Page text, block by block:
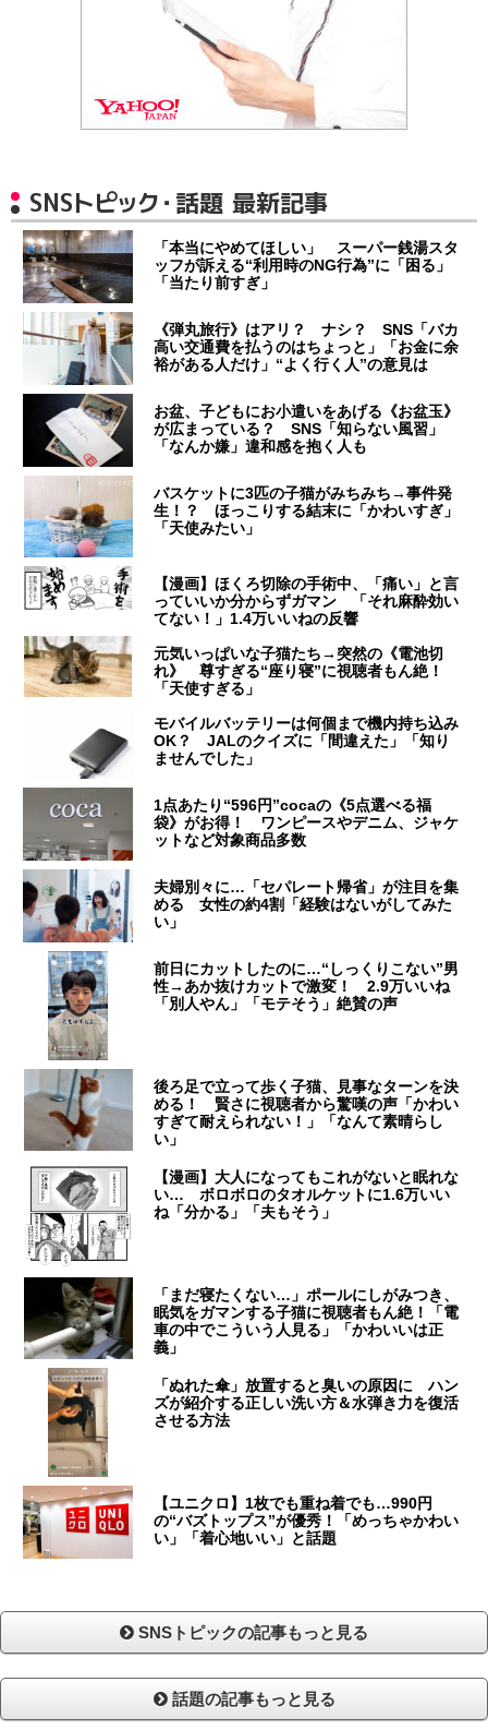
SNSトピック・話題 最新記事
「本当にやめてほしい」 スーパー銭湯スタ
ッフが訴える“利用時のNG行為”に「困る」
「当たり前すぎ」
《弾丸旅行》はアリ？ ナシ？ SNS「バカ
高い交通費を払うのはちょっと」「お金に余
裕がある人だけ」“よく行く人”の意見は
お盆、子どもにお小遣いをあげる《お盆玉》
が広まっている？ SNS「知らない風習」
「なんか嫌」違和感を抱く人も
バスケットに3匹の子猫がみちみち→事件発
生！？ ほっこりする結末に「かわいすぎ」
「天使みたい」
【漫画】ほくろ切除の手術中、「痛い」と言
っていいか分からずガマン 「それ麻酔効い
てない！」1.4万いいねの反響
元気いっぱいな子猫たち→突然の《電池切
れ》 尊すぎる“座り寝”に視聴者もん絶！
「天使すぎる」
モバイルバッテリーは何個まで機内持ち込み
OK？ JALのクイズに「間違えた」「知り
ませんでした」
1点あたり“596円”cocaの《5点選べる福
袋》がお得！ ワンピースやデニム、ジャケ
ットなど対象商品多数
夫婦別々に…「セパレート帰省」が注目を集
める 女性の約4割「経験はないがしてみた
い」
前日にカットしたのに…“しっくりこない”男
性→あか抜けカットで激変！ 2.9万いいね
「別人やん」「モテそう」絶賛の声
後ろ足で立って歩く子猫、見事なターンを決
める！ 賢さに視聴者から驚嘆の声「かわい
すぎて耐えられない！」「なんて素晴らし
い」
【漫画】大人になってもこれがないと眠れな
い… ボロボロのタオルケットに1.6万いい
ね「分かる」「夫もそう」
「まだ寝たくない…」ポールにしがみつき、
眠気をガマンする子猫に視聴者もん絶！「電
車の中でこういう人見る」「かわいいは正
義」
「ぬれた傘」放置すると臭いの原因に ハン
ズが紹介する正しい洗い方＆水弾き力を復活
させる方法
【ユニクロ】1枚でも重ね着でも…990円
の“バズトップス”が優秀！「めっちゃかわい
い」「着心地いい」と話題
SNSトピックの記事もっと見る
話題の記事もっと見る